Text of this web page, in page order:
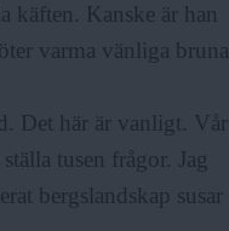
käften. Kanske är han
varma vänliga bruna
Det här är vanligt. Vår
tusen frågor. Jag
bergslandskap susar